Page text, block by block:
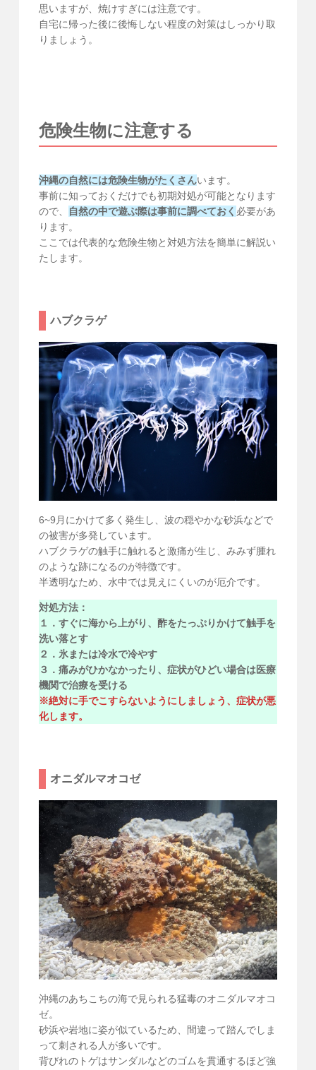
思いますが、焼けすぎには注意です。
自宅に帰った後に後悔しない程度の対策はしっかり取
りましょう。
危険生物に注意する
沖縄の自然には危険生物がたくさんいます。
事前に知っておくだけでも初期対処が可能となります
ので、
自然の中で遊ぶ際は事前に調べておく 必要があ
ります。
ここでは代表的な危険生物と対処方法を簡単に解説い
たします。
ハブクラゲ
6~9月にかけて多く発生し、波の穏やかな砂浜などで
の被害が多発しています。
ハブクラゲの触手に触れると激痛が生じ、みみず腫れ
のような跡になるのが特徴です。
半透明なため、水中では見えにくいのが厄介です。
対処方法：
１．すぐに海から上がり、酢をたっぷりかけて触手を
洗い落とす
２．氷または冷水で冷やす
３．痛みがひかなかったり、症状がひどい場合は医療
機関で治療を受ける
※絶対に手でこすらないようにしましょう、症状が悪
化します。
オニダルマオコゼ
沖縄のあちこちの海で見られる猛毒のオニダルマオコ
ゼ。
砂浜や岩地に姿が似ているため、間違って踏んでしま
って刺される人が多いです。
背びれのトゲはサンダルなどのゴムを貫通するほど強